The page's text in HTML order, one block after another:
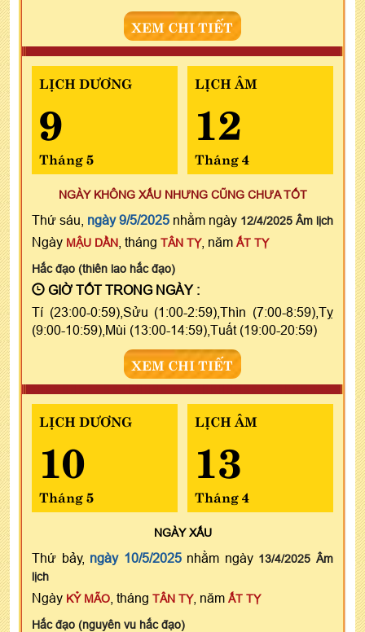
XEM CHI TIẾT
LỊCH DƯƠNG
9
Tháng 5
LỊCH ÂM
12
Tháng 4
NGÀY KHÔNG XẤU NHƯNG CŨNG CHƯA TỐT
Thứ sáu, ngày 9/5/2025 nhằm ngày 12/4/2025 Âm lịch
Ngày MẬU DẦN , tháng TÂN TỴ, năm ẤT TỴ
Hắc đạo (thiên lao hắc đạo)
GIỜ TỐT TRONG NGÀY :
Tí (23:00-0:59),Sửu (1:00-2:59),Thìn (7:00-8:59),Tỵ
(9:00-10:59),Mùi (13:00-14:59),Tuất (19:00-20:59)
XEM CHI TIẾT
LỊCH DƯƠNG
10
Tháng 5
LỊCH ÂM
13
Tháng 4
NGÀYXẤU
Thứ bảy, ngày 10/5/2025nhằm ngày 13/4/2025 Âm
lịch
Ngày KỶ MÃO , tháng TÂN TỴ, năm ẤT TỴ
Hắc đạo (nguyên vu hắc đạo)